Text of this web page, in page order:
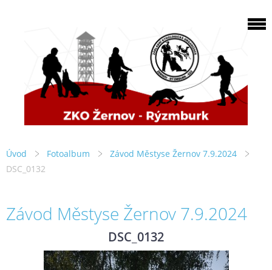
Úvod Fotoalbum
Závod Městyse Žernov 7.9.2024
DSC_0132
Závod Městyse Žernov 7.9.2024
DSC_0132